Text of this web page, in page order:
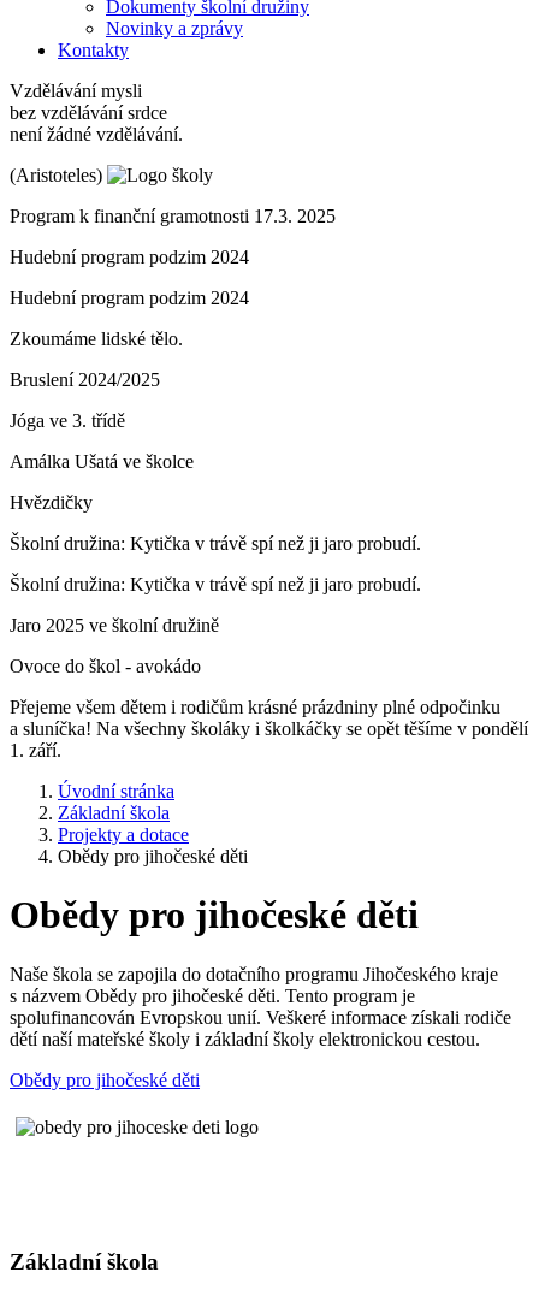
Dokumenty školní družiny
Novinky a zprávy
Kontakty
Vzdělávání mysli
bez vzdělávání srdce
není žádné vzdělávání.
(Aristoteles)
Program k finanční gramotnosti 17.3. 2025
Hudební program podzim 2024
Hudební program podzim 2024
Zkoumáme lidské tělo.
Bruslení 2024/2025
Jóga ve 3. třídě
Amálka Ušatá ve školce
Hvězdičky
Školní družina: Kytička v trávě spí než ji jaro probudí.
Školní družina: Kytička v trávě spí než ji jaro probudí.
Jaro 2025 ve školní družině
Ovoce do škol - avokádo
Přejeme všem dětem i rodičům krásné prázdniny plné odpočinku
a sluníčka! Na všechny školáky i školkáčky se opět těšíme v pondělí
1. září.
Úvodní stránka
Základní škola
Projekty a dotace
Obědy pro jihočeské děti
Obědy pro jihočeské děti
Naše škola se zapojila do dotačního programu Jihočeského kraje
s názvem Obědy pro jihočeské děti. Tento program je
spolufinancován Evropskou unií. Veškeré informace získali rodiče
dětí naší mateřské školy i základní školy elektronickou cestou.
Obědy pro jihočeské děti
Základní škola